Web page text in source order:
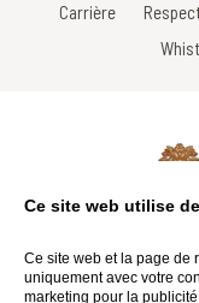
Carrière
Ce site web utilise
Ce site web et la page de
uniquement avec votre
marketing pour la